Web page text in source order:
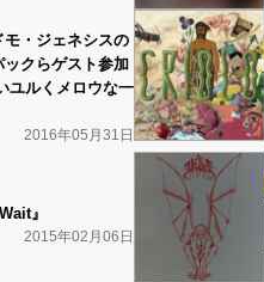
・ジェネシスの
クらゲスト参加
ユルくメロウな一
2016年05月31日
』
2015年02月06日